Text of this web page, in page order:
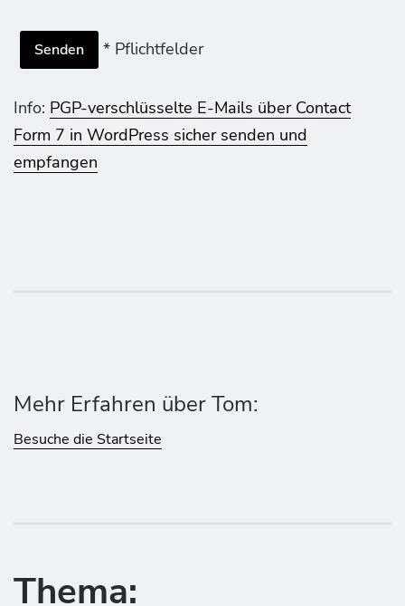
* Pflichtfelder
Info: PGP-verschlüsselte E-Mails über Contact
Form 7 in WordPress sicher senden und
empfangen
Mehr Erfahren über Tom:
Besuche die Startseite
Thema: